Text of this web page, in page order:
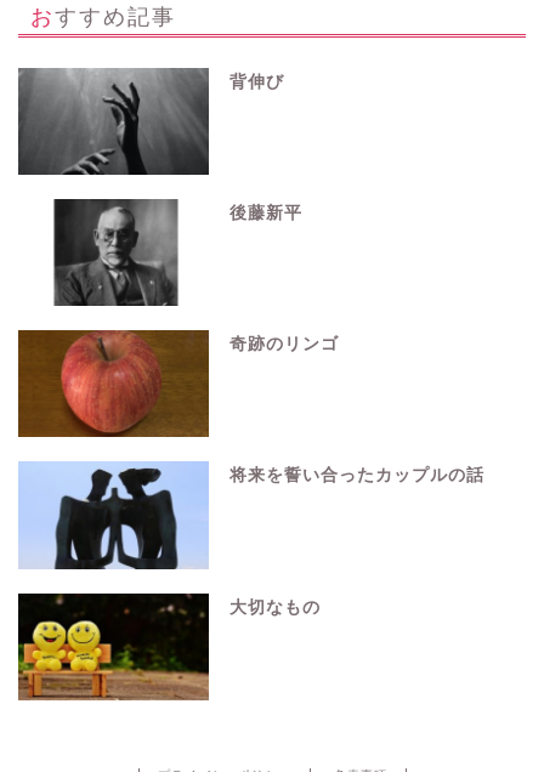
おすすめ記事
背伸び
後藤新平
奇跡のリンゴ
将来を誓い合ったカップルの話
大切なもの